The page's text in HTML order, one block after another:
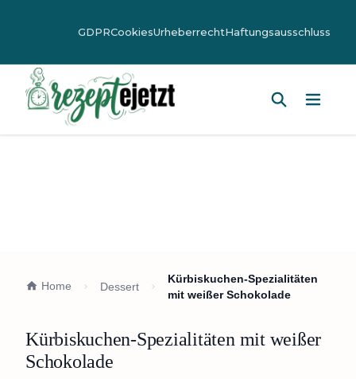
GDPRCookiesUrheberrechtHaftungsausschluss
Home Dessert
Kürbiskuchen-Spezialitäten
mit weißer Schokolade
Kürbiskuchen-Spezialitäten mit weißer
Schokolade